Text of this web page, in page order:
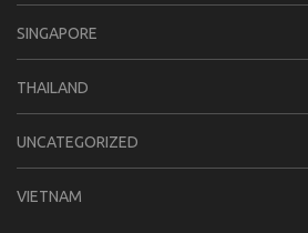
SINGAPORE
THAILAND
UNCATEGORIZED
VIETNAM